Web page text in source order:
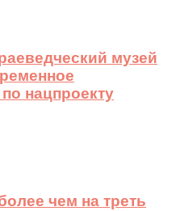
музей
нацпроекту
чем на треть